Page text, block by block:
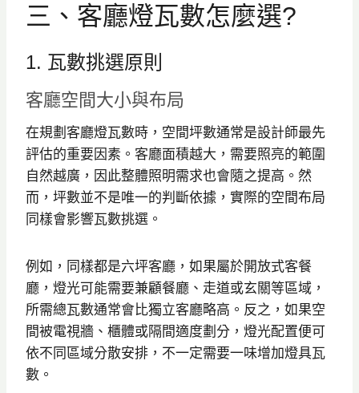
三、客廳燈瓦數怎麼選?
1. 瓦數挑選原則
客廳空間大小與布局
在規劃客廳燈瓦數時，空間坪數通常是設計師最先
評估的重要因素。客廳面積越大，需要照亮的範圍
自然越廣，因此整體照明需求也會隨之提高。然
而，坪數並不是唯一的判斷依據，實際的空間布局
同樣會影響瓦數挑選。
例如，同樣都是六坪客廳，如果屬於開放式客餐
廳，燈光可能需要兼顧餐廳、走道或玄關等區域，
所需總瓦數通常會比獨立客廳略高。反之，如果空
間被電視牆、櫃體或隔間適度劃分，燈光配置便可
依不同區域分散安排，不一定需要一味增加燈具瓦
數。